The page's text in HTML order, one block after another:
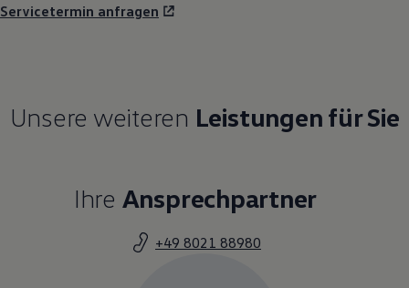
Servicetermin anfragen
Unsere weiteren Leistungen für Sie
Ihre Ansprechpartner
+49 8021 88980